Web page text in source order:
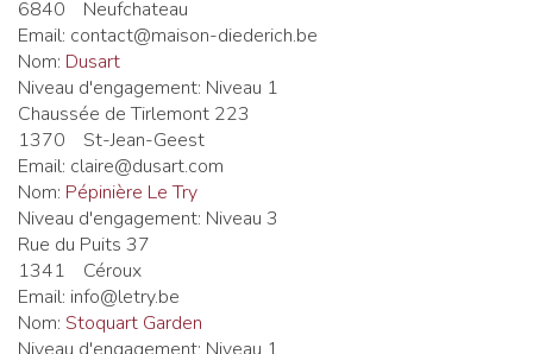
6840
Neufchateau
Email: contact@maison-diederich.be
Nom: Dusart
Niveau d'engagement: Niveau 1
Chaussée de Tirlemont 223
1370
St-Jean-Geest
Email: claire@dusart.com
Nom: Pépinière Le Try
Niveau d'engagement: Niveau 3
Rue du Puits 37
1341
Céroux
Email: info@letry.be
Nom: Stoquart Garden